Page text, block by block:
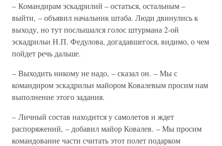
– Командирам эскадрилий – остаться, остальным –
выйти, – объявил начальник штаба. Люди двинулись к
выходу, но тут послышался голос штурмана 2-ой
эскадрильи Н.П. Федулова, догадавшегося, видимо, о чем
пойдет речь дальше.
– Выходить никому не надо, – сказал он. – Мы с
командиром эскадрильи майором Ковалевым просим нам
выполнение этого задания.
– Личный состав находится у самолетов и ждет
распоряжений, – добавил майор Ковалев. – Мы просим
командование части считать этот полет подарком